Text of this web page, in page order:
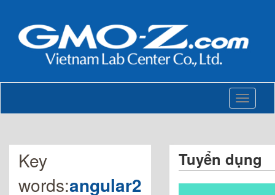
Toggle
Key
words:angular2
Tuyển dụng